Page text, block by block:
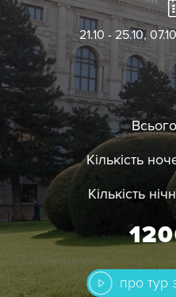
Транспорт
Тематика
Ціна
Дати з
Без нічних переїздів
21.10 - 25.10,
Кількість
Кількість
про тур